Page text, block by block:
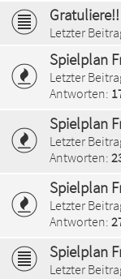
Gratuliere!!
Letzter
Spielplan
Letzter
Antworten:
Spielplan
Letzter
Antworten:
Spielplan
Letzter
Antworten:
Spielplan
Letzter